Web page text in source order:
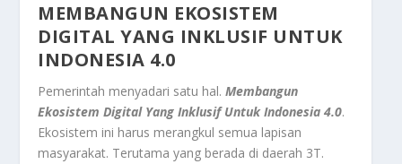
MEMBANGUN EKOSISTEM
DIGITAL YANG INKLUSIF UNTUK
INDONESIA 4.0
Pemerintah menyadari satu hal.Membangun
Ekosistem Digital Yang Inklusif Untuk Indonesia 4.0.
Ekosistem ini harus merangkul semua lapisan
masyarakat. Terutama yang berada di daerah 3T.